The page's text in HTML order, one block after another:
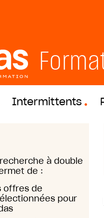
Intermittents
à double
de :
offres de
pour